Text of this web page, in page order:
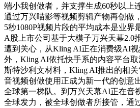
端小我创做者，并支撑生成60秒以上
通过万兴喵影等视频剪辑产物再创做
5秒1080P视频片段的平均成本是业界
A股上市公司基于大模子万兴天幕2.0
遭到关心，从Kling AI正在消费级AI
外，Kling AI依托快手系的内容平台
斯特沙利文材料，Kling AI推出的相
音视频创做使用正成为新一代的创意
全球第一梯队。到万兴天幕AI正在音
全球发力，被全球创做者所接管，通